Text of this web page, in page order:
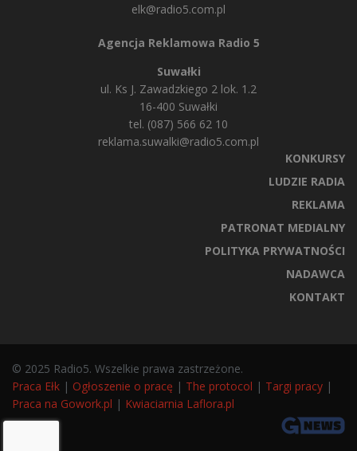
elk@radio5.com.pl
Agencja Reklamowa Radio 5
Suwałki
ul. Ks J. Zawadzkiego 2 lok. 1.2
16-400 Suwałki
tel. (087) 566 62 10
reklama.suwalki@radio5.com.pl
KONKURSY
LUDZIE RADIA
REKLAMA
PATRONAT MEDIALNY
POLITYKA PRYWATNOŚCI
NADAWCA
KONTAKT
© 2025 Radio5. Wszelkie prawa zastrzeżone.
Praca Ełk | Ogłoszenie o pracę | The protocol | Targi pracy |
Praca na Gowork.pl | Kwiaciarnia Laflora.pl